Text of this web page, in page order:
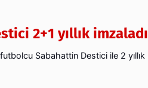
2+1 yıllık imzaladı
Sabahattin Destici ile 2 yıllık